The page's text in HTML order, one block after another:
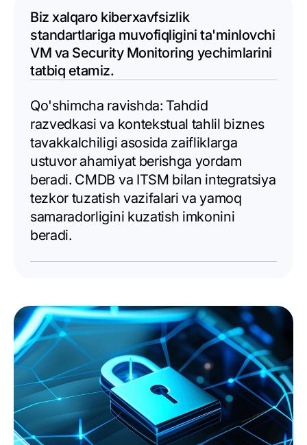
Biz xalqaro kiberxavfsizlik
standartlariga muvofiqligini ta'minlovchi
VM va Security Monitoring yechimlarini
tatbiq etamiz.
Qo'shimcha ravishda: Tahdid
razvedkasi va kontekstual tahlil biznes
tavakkalchiligi asosida zaifliklarga
ustuvor ahamiyat berishga yordam
beradi. CMDB va ITSM bilan integratsiya
tezkor tuzatish vazifalari va yamoq
samaradorligini kuzatish imkonini
beradi.